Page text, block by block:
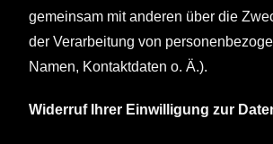
gemeinsam mit anderen über die
der Verarbeitung von
Namen, Kontaktdaten o. Ä.).
Widerruf Ihrer Einwilligung zur